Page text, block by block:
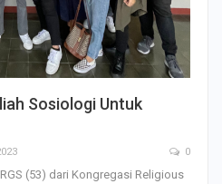
Sosiologi Untuk
0
(53) dari Kongregasi Religious